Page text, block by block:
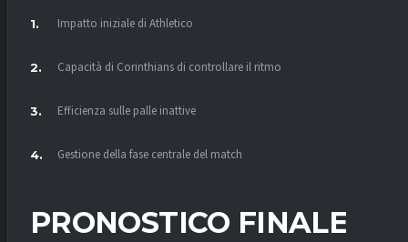
Impatto iniziale di Athletico
Capacità di Corinthians di controllare il ritmo
Efficienza sulle palle inattive
Gestione della fase centrale del match
PRONOSTICO FINALE